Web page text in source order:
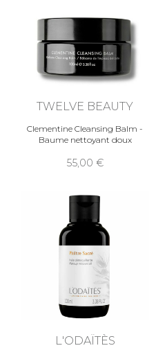
TWELVE BEAUTY
Clementine Cleansing Balm -
Baume nettoyant doux
55,00
L'ODAÏTÈS